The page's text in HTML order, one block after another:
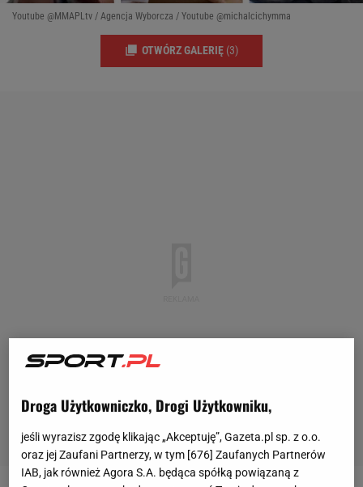
Youtube @MMAPLtv / Agencja Wyborcza / Youtube @michalcichymma
OTWÓRZ GALERIĘ (3)
Droga Użytkowniczko, Drogi Użytkowniku,
jeśli wyrazisz zgodę klikając „Akceptuję”, Gazeta.pl sp. z o.o.
oraz jej Zaufani Partnerzy, w tym [676] Zaufanych Partnerów
IAB, jak również Agora S.A. będąca spółką powiązaną z